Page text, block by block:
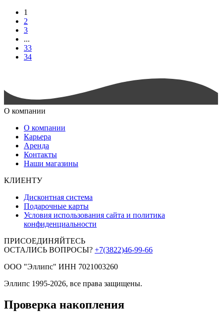
1
2
3
...
33
34
О компании
О компании
Карьера
Аренда
Контакты
Наши магазины
КЛИЕНТУ
Дисконтная система
Подарочные карты
Условия использования сайта и политика
конфиденциальности
ПРИСОЕДИНЯЙТЕСЬ
ОСТАЛИСЬ ВОПРОСЫ? +7(3822)46-99-66
ООО "Эллипс" ИНН 7021003260
Эллипс 1995-2026, все права защищены.
Проверка накопления